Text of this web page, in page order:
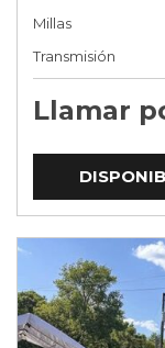
Millas
Transmisión
Llamar